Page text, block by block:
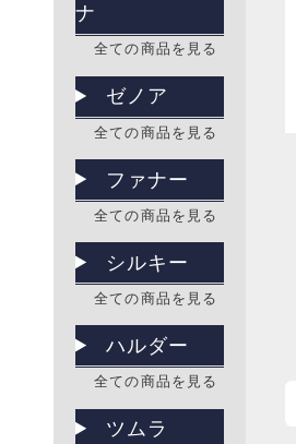
ナ
全ての商品を見る
ゼノア
全ての商品を見る
ファナー
全ての商品を見る
シルキー
全ての商品を見る
ハルダー
全ての商品を見る
ツムラ